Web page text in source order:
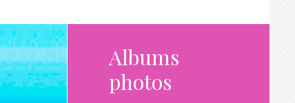
Albums
photos